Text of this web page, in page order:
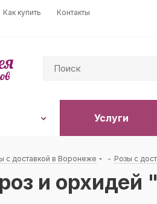
Как купить Контакты
Услуги
с доставкой в Воронеже - Розы с
и